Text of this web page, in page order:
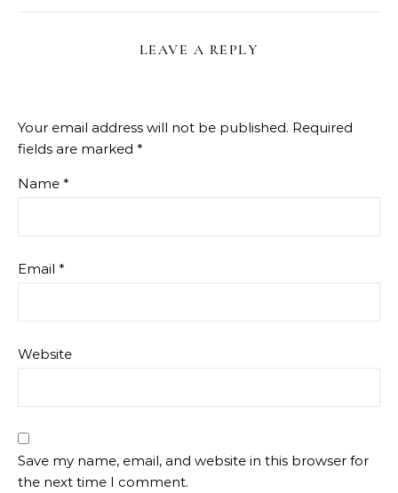
LEAVE A REPLY
Your email address will not be published. Required
fields are marked *
Name *
Email *
Website
Save my name, email, and website in this browser for
the next time I comment.